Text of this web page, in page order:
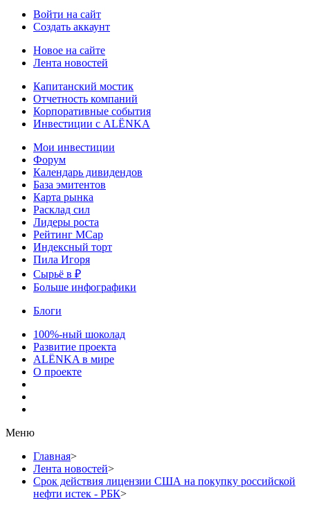
Войти на сайт
Создать аккаунт
Новое на сайте
Лента новостей
Капитанский мостик
Отчетность компаний
Корпоративные события
Инвестиции с ALЁNKA
Мои инвестиции
Форум
Календарь дивидендов
База эмитентов
Карта рынка
Расклад сил
Лидеры роста
Рейтинг MCap
Индексный торт
Пила Игоря
Сырьё в ₽
Больше инфографики
Блоги
100%-ный шоколад
Развитие проекта
ALЁNKA в мире
О проекте
Меню
Главная>
Лента новостей>
Срок действия лицензии США на покупку российской
нефти истек - РБК>